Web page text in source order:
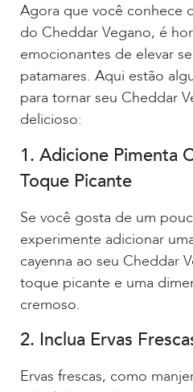
Agora que você conhece
do Cheddar Vegano, é
emocionantes de elevar
patamares. Aqui estão
para tornar seu Cheddar
delicioso:
1. Adicione Pimenta
Toque Picante
Se você gosta de um
experimente adicionar
cayenna ao seu Cheddar
toque picante e uma
cremoso.
2. Inclua Ervas
Ervas frescas, como